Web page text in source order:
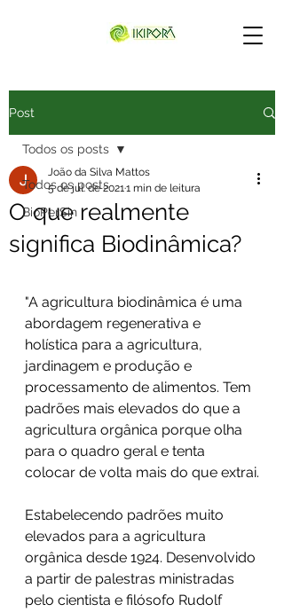
Post
Todos os posts
BioPerSin
Todos os posts
O que realmente
significa Biodinâmica?
João da Silva Mattos
5 de jul. de 20211 min de leitura
"A agricultura biodinâmica é uma
abordagem regenerativa e
holística para a agricultura,
jardinagem e produção e
processamento de alimentos. Tem
padrões mais elevados do que a
agricultura orgânica porque olha
para o quadro geral e tenta
colocar de volta mais do que extrai.
Estabelecendo padrões muito
elevados para a agricultura
orgânica desde 1924. Desenvolvido
a partir de palestras ministradas
pelo cientista e filósofo Rudolf